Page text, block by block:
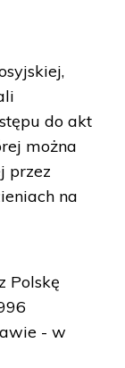
do akt
można
przez
na
Polskę
- w